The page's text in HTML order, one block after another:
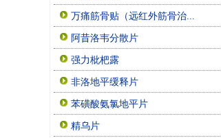
万痛筋骨贴（远红外筋骨治...
阿昔洛韦分散片
强力枇杷露
非洛地平缓释片
苯磺酸氨氯地平片
精乌片